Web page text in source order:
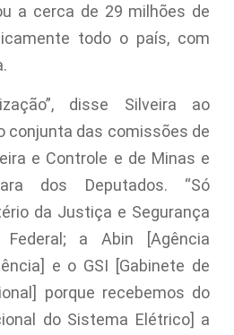
a cerca de 29 milhões de
todo o país, com
disse Silveira ao
conjunta das comissões de
e Controle e de Minas e
dos Deputados. “Só
da Justiça e Segurança
a Abin [Agência
e o GSI [Gabinete de
porque recebemos do
do Sistema Elétrico] a